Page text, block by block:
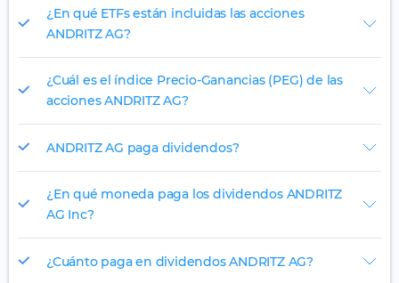
¿En qué ETFs están incluidas las acciones
ANDRITZ AG?
¿Cuál es el índice Precio-Ganancias (PEG) de las
acciones ANDRITZ AG?
ANDRITZ AG paga dividendos?
¿En qué moneda paga los dividendos ANDRITZ
AG Inc?
¿Cuánto paga en dividendos ANDRITZ AG?